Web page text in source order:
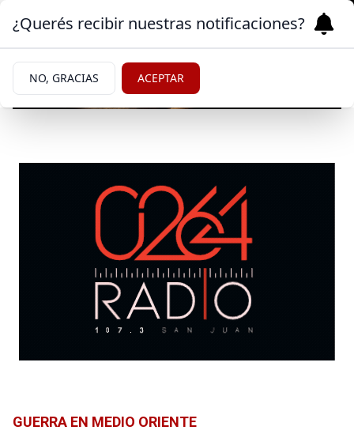
GUERRA EN MEDIO ORIENTE
¿Querés recibir nuestras notificaciones?
NO, GRACIAS ACEPTAR